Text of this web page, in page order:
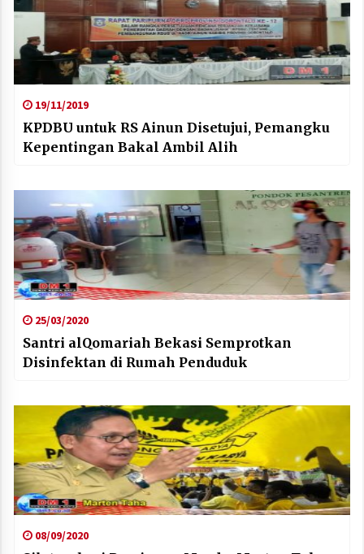
19/11/2019
KPDBU untuk RS Ainun Disetujui, Pemangku
Kepentingan Bakal Ambil Alih
25/03/2020
Santri alQomariah Bekasi Semprotkan
Disinfektan di Rumah Penduduk
08/09/2020